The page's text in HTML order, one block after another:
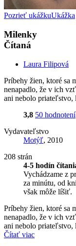
Pozrieť ukážkuUkážka
Milenky
Čítaná
Laura Filipová
Príbehy žien, ktoré sa
nenapadlo, že v ich
ani nebolo priateľstvo,
3,8 50 hodnotení
Vydavateľstvo
Motýľ, 2010
208 strán
4-5 hodín
Vychádzame z
za minútu, od
však môže líšiť.
Príbehy žien, ktoré sa
nenapadlo, že v ich
ani nebolo priateľstvo,
Čítať viac